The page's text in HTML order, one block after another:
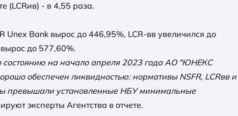
(LCRив) - в 4,55 раза.
Unex Bank вырос до 446,95%, LCR-вв увеличился до
до 577,60%.
состоянию на начало апреля 2023 года АО "ЮНЕКС
обеспечен ликвидностью: нормативы NSFR, LCRвв и
превышали установленные НБУ минимальные
эксперты Агентства в отчете.